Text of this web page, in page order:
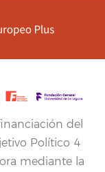
del
Político 4
mediante la